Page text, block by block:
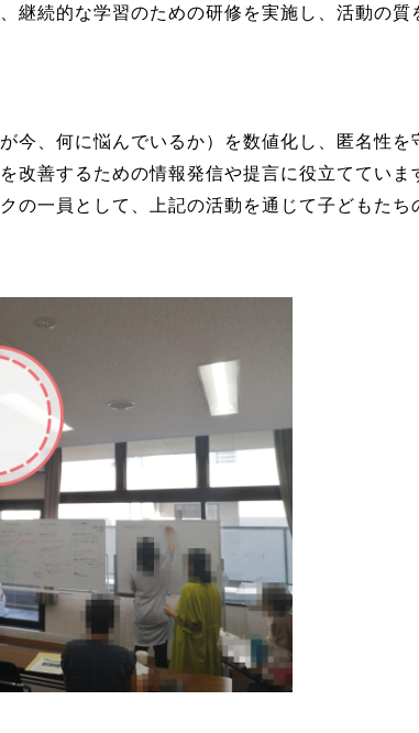
続的な学習のための研修を実施し、活動の質
、何に悩んでいるか）を数値化し、匿名性を
善するための情報発信や提言に役立てていま
一員として、上記の活動を通じて子どもたち